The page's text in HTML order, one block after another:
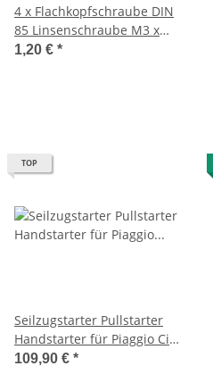
4 x Flachkopfschraube DIN
85 Linsenschraube M3 x
12mm VA
1,20 € *
TOP
Seilzugstarter Pullstarter
Handstarter für Piaggio Ciao
Bravo SI -BGM-
109,90 € *